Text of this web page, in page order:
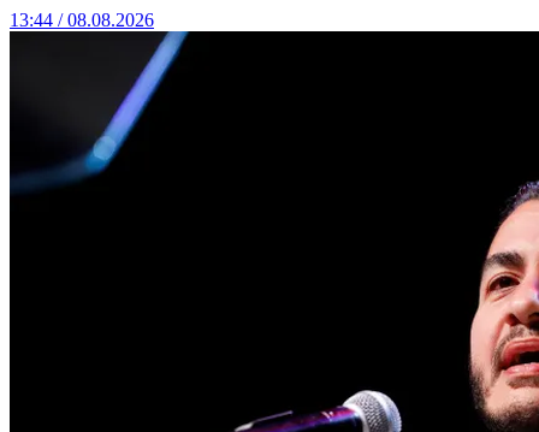
13:44 / 08.08.2026